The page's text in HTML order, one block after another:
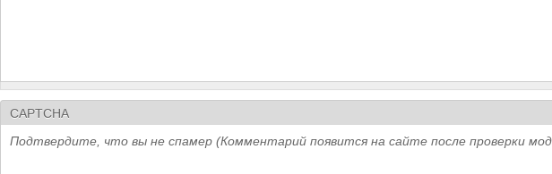
CAPTCHA
Подтвердите, что вы не спамер (Комментарий появится на сайте после проверки